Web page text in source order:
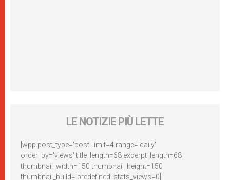
LE NOTIZIE PIÙ LETTE
[wpp post_type='post' limit=4 range='daily'
order_by='views' title_length=68 excerpt_length=68
thumbnail_width=150 thumbnail_height=150
thumbnail_build='predefined' stats_views=0]